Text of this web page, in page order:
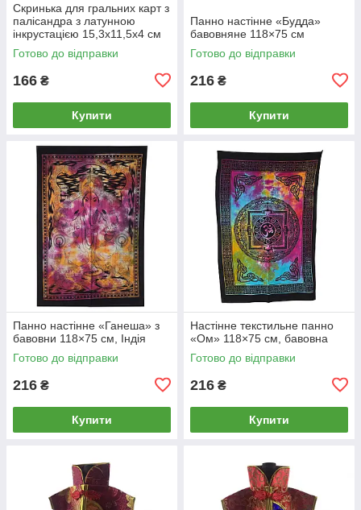
Скринька для гральних карт з
палісандра з латунною
інкрустацією 15,3х11,5х4 см
Готово до відправки
166 ₴
Купити
Панно настінне «Будда»
бавовняне 118×75 см
Готово до відправки
216 ₴
Купити
Панно настінне «Ганеша» з
бавовни 118×75 см, Індія
Готово до відправки
216 ₴
Купити
Настінне текстильне панно
«Ом» 118×75 см, бавовна
Готово до відправки
216 ₴
Купити